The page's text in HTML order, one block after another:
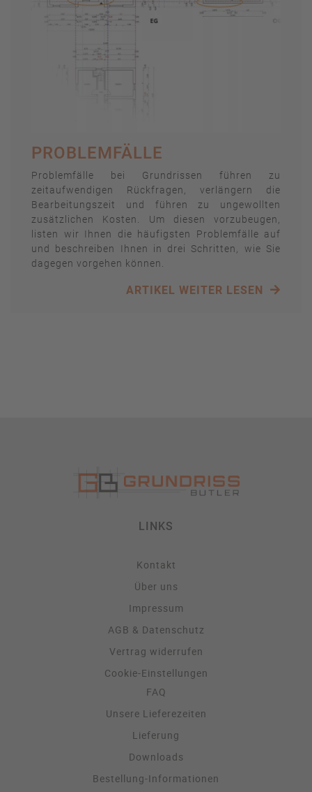
PROBLEMFÄLLE
Problemfälle bei Grundrissen führen zu
zeitaufwendigen Rückfragen, verlängern die
Bearbeitungszeit und führen zu ungewollten
zusätzlichen Kosten. Um diesen vorzubeugen,
listen wir Ihnen die häufigsten Problemfälle auf
und beschreiben Ihnen in drei Schritten, wie Sie
dagegen vorgehen können.
ARTIKEL WEITER LESEN
LINKS
Kontakt
Über uns
Impressum
AGB & Datenschutz
Vertrag widerrufen
Cookie-Einstellungen
FAQ
Unsere Lieferezeiten
Lieferung
Downloads
Bestellung-Informationen